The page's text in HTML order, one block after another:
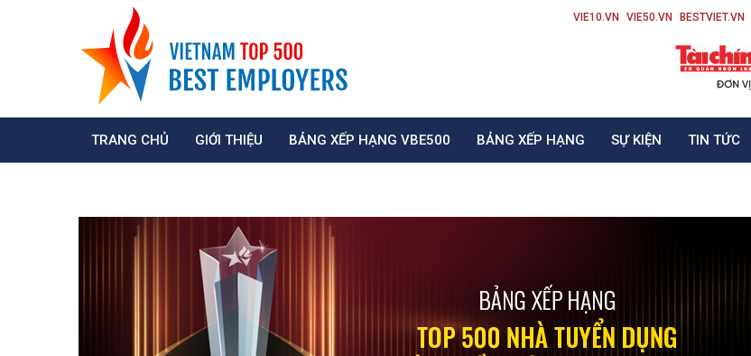
VIE10.VN VIE50.VN BESTVIET.VN
TRANG CHỦ GIỚI THIỆU BẢNG XẾP HẠNG VBE500 BẢNG XẾP HẠNG SỰ KIỆN TIN TỨC